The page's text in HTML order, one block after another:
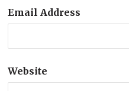
Email Address
Website